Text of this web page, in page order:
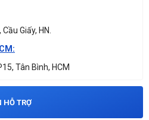
Giấy, HN.
Tân Bình, HCM
TRỢ